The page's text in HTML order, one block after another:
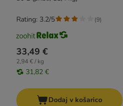
33,49 €
2,94 € / kg
31,82 €
Rating: 3.2/5 (9)
Dodaj v košarico